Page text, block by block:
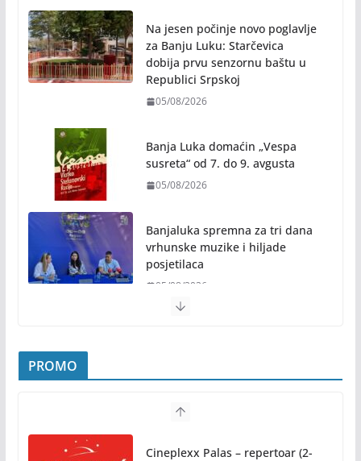
Na jesen počinje novo poglavlje
za Banju Luku: Starčevica
dobija prvu senzornu baštu u
Republici Srpskoj
05/08/2026
Banja Luka domaćin „Vespa
susreta“ od 7. do 9. avgusta
05/08/2026
Banjaluka spremna za tri dana
vrhunske muzike i hiljade
posjetilaca
05/08/2026
akcija darivanja krvi odjeknula širom BiH
04/08/2026
Zašto hiljade ljudi istovremeno osjećaju isto?
Nauka iza festivalske energije
04/08/2026
PROMO
Cineplexx Palas – repertoar (2-